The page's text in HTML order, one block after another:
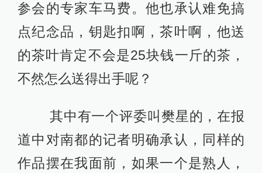
参会的专家车马费。他也承认难免搞
点纪念品，钥匙扣啊，茶叶啊，他送
的茶叶肯定不会是25块钱一斤的茶，
不然怎么送得出手呢？
其中有一个评委叫樊星的，在报
道中对南都的记者明确承认，同样的
作品摆在我面前，如果一个是熟人，